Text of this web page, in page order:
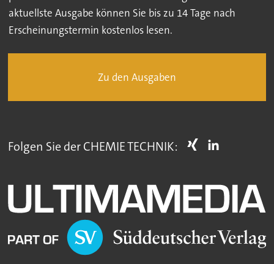
aktuellste Ausgabe können Sie bis zu 14 Tage nach
Erscheinungstermin kostenlos lesen.
Zu den Ausgaben
Folgen Sie der CHEMIE TECHNIK: